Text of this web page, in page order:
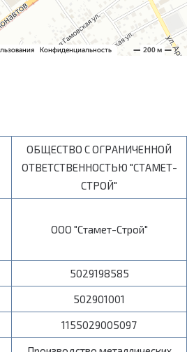
ОБЩЕСТВО С ОГРАНИЧЕННОЙ
ОТВЕТСТВЕННОСТЬЮ "СТАМЕТ-
СТРОЙ"
ООО "Стамет-Строй"
5029198585
502901001
1155029005097